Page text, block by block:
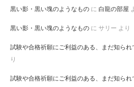
黒い影・黒い塊のようなもの に 白龍の部屋
黒い影・黒い塊のようなもの に サリー より
試験や合格祈願にご利益のある、まだ知られ
り
試験や合格祈願にご利益のある、まだ知られ